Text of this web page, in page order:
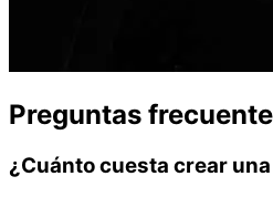
Preguntas
¿Cuánto cuesta crear